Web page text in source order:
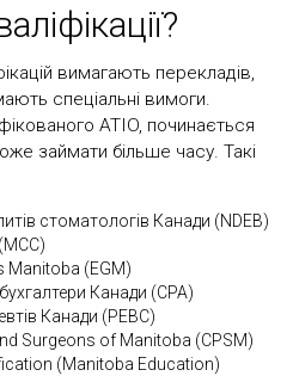
вимагають перекладів,
спеціальні вимоги.
ATIO, починається
займати більше часу. Такі
стоматологів Канади (NDEB)
Manitoba (EGM)
Канади (CPA)
Канади (PEBC)
Surgeons of Manitoba (CPSM)
(Manitoba Education)